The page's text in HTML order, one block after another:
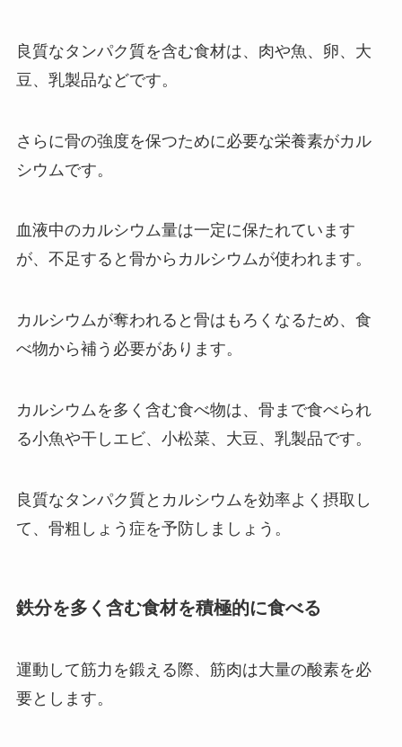
良質なタンパク質を含む食材は、肉や魚、卵、大
豆、乳製品などです。
さらに骨の強度を保つために必要な栄養素がカル
シウムです。
血液中のカルシウム量は一定に保たれています
が、不足すると骨からカルシウムが使われます。
カルシウムが奪われると骨はもろくなるため、食
べ物から補う必要があります。
カルシウムを多く含む食べ物は、骨まで食べられ
る小魚や干しエビ、小松菜、大豆、乳製品です。
良質なタンパク質とカルシウムを効率よく摂取し
て、骨粗しょう症を予防しましょう。
鉄分を多く含む食材を積極的に食べる
運動して筋力を鍛える際、筋肉は大量の酸素を必
要とします。